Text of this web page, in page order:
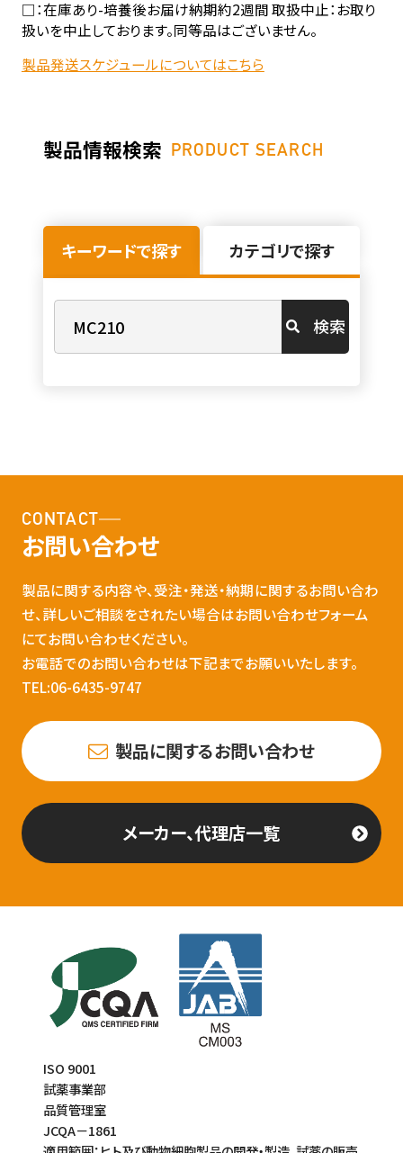
□：在庫あり-培養後お届け納期約2週間 取扱中止：お取り
扱いを中止しております。同等品はございません。
製品発送スケジュールについてはこちら
製品情報検索 PRODUCT SEARCH
キーワードで探す カテゴリで探す
検索
CONTACT
お問い合わせ
製品に関する内容や、受注・発送・納期に関するお問い合わ
せ、詳しいご相談をされたい場合はお問い合わせフォーム
にてお問い合わせください。
お電話でのお問い合わせは下記までお願いいたします。
TEL:06-6435-9747
製品に関するお問い合わせ
メーカー、代理店一覧
ISO 9001
試薬事業部
品質管理室
JCQA－1861